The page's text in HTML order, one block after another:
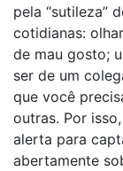
pela “sutileza”
cotidianas:
de mau gosto;
ser de um
que você
outras. Por
alerta para
abertamente